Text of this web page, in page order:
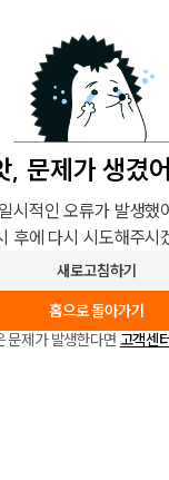
, 문제가 생겼
일시적인 오류가 발생했
후에 다시 시도해주시
새로고침하기
홈으로 돌아가기
문제가 발생한다면 고객센